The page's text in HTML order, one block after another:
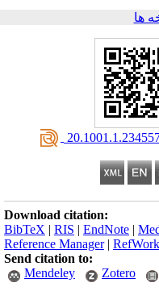
ها
Download citation:
BibTeX | RIS | EndNote |
Reference Manager|
Send citation to:
Mendeley
Zotero